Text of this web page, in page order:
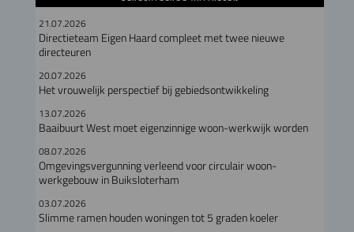
21.07.2026
Directieteam Eigen Haard compleet met twee nieuwe
directeuren
20.07.2026
Het vrouwelijk perspectief bij gebiedsontwikkeling
13.07.2026
Baaibuurt West moet eigenzinnige woon-werkwijk worden
08.07.2026
Omgevingsvergunning verleend voor circulair woon-
werkgebouw in Buiksloterham
03.07.2026
Slimme ramen houden woningen tot 5 graden koeler